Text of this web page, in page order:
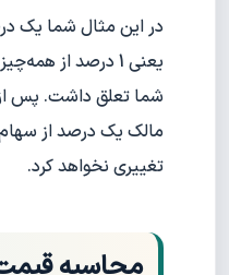
در این مثال شما یک
یعنی 1 درصد از
شما تعلق داشت. پس
مالک یک درصد از
تغییری نخواهد کرد.
محاسبه